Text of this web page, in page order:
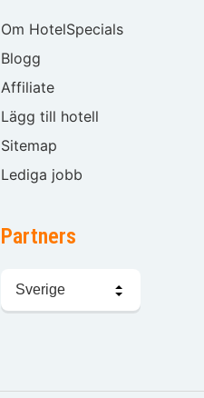
Om HotelSpecials
Blogg
Affiliate
Lägg till hotell
Sitemap
Lediga jobb
Partners
språk